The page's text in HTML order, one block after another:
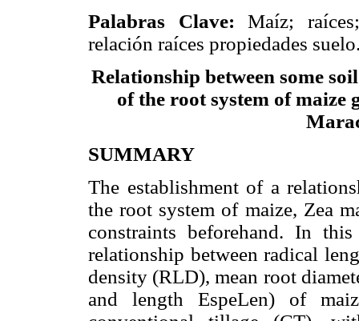
Palabras Clave: Maíz;
relación raíces propiedades
Relationship between some
of the root system of
SUMMARY
The establishment of a
the root system of maize, Zea
constraints beforehand. In
relationship between radical
density (RLD), mean root
and length EspeLen) of